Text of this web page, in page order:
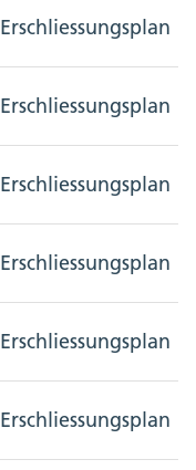
Erschliessungsplan
Erschliessungsplan
Erschliessungsplan
Erschliessungsplan
Erschliessungsplan
Erschliessungsplan